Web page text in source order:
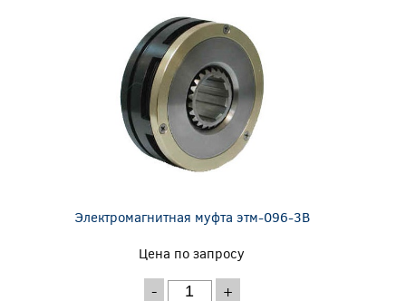
Электромагнитная муфта этм-096-3В
Цена по запросу
- +